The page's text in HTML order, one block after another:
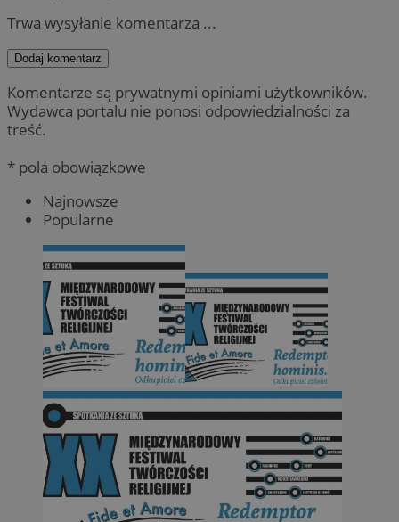
Trwa wysyłanie komentarza ...
Dodaj komentarz
Komentarze są prywatnymi opiniami użytkowników.
Wydawca portalu nie ponosi odpowiedzialności za
treść.
* pola obowiązkowe
Najnowsze
Popularne